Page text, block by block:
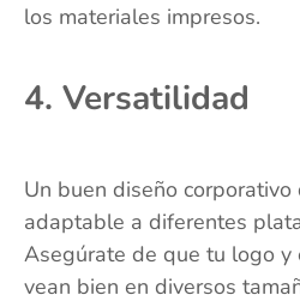
los materiales impresos.
4. Versatilidad
Un buen diseño
adaptable a diferentes
Asegúrate de que tu logo y
vean bien en diversos